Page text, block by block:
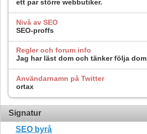
ett par större webbutiker.
Nivå av SEO
SEO-proffs
Regler och forum info
Jag har läst dom och tänker följa dom
Användarnamn på Twitter
ortax
Signatur
SEO byrå